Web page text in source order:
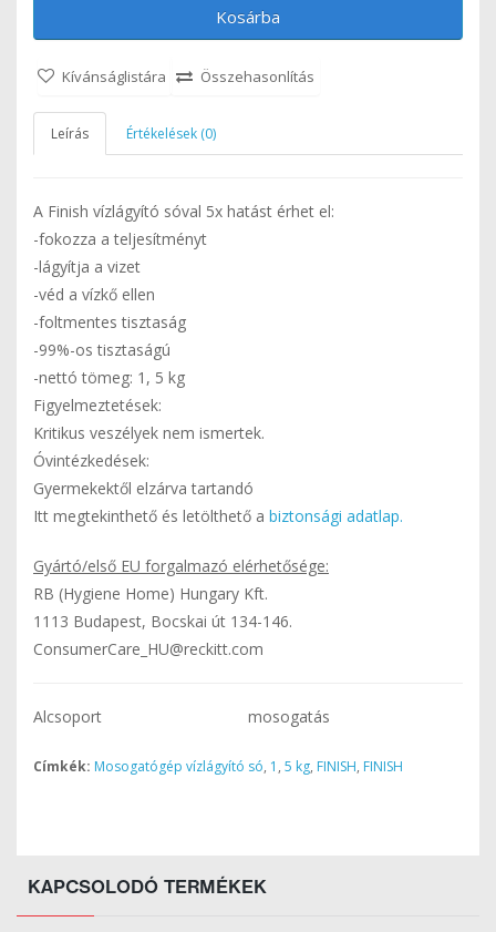
Kosárba
Kívánságlistára Összehasonlítás
Leírás Értékelések (0)
A Finish vízlágyító sóval 5x hatást érhet el:
-fokozza a teljesítményt
-lágyítja a vizet
-véd a vízkő ellen
-foltmentes tisztaság
-99%-os tisztaságú
-nettó tömeg: 1, 5 kg
Figyelmeztetések:
Kritikus veszélyek nem ismertek.
Óvintézkedések:
Gyermekektől elzárva tartandó
Itt megtekinthető és letölthető a biztonsági adatlap.
Gyártó/első EU forgalmazó elérhetősége:
RB (Hygiene Home) Hungary Kft.
1113 Budapest, Bocskai út 134-146.
ConsumerCare_HU@reckitt.com
Alcsoport mosogatás
Címkék: Mosogatógép vízlágyító só, 1 , 5 kg, FINISH, FINISH
KAPCSOLODÓ TERMÉKEK